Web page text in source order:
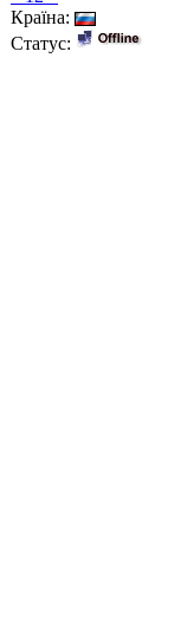
Країна:
Статус: